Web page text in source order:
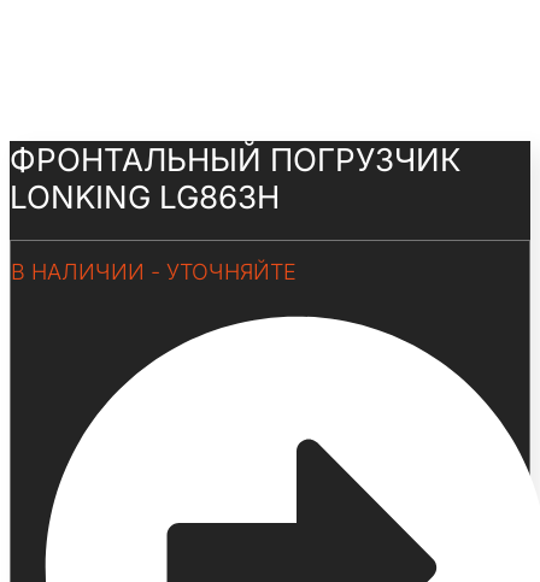
ФРОНТАЛЬНЫЙ ПОГРУЗЧИК
LONKING LG863H
В НАЛИЧИИ - УТОЧНЯЙТЕ